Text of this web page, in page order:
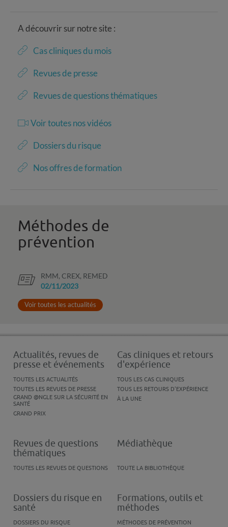
A découvrir sur notre site :
Cas cliniques du mois
Revues de presse
Revues de questions thématiques
Voir toutes nos vidéos
Dossiers du risque
Nos offres de formation
Méthodes de
prévention
RMM, CREX, REMED
02/11/2023
Voir toutes les actualités
Actualités, revues de
presse et événements
TOUTES LES ACTUALITÉS
TOUTES LES REVUES DE PRESSE
GRAND @NGLE SUR LA SÉCURITÉ EN
SANTÉ
GRAND PRIX
Cas cliniques et retours
d'expérience
TOUS LES CAS CLINIQUES
TOUS LES RETOURS D'EXPÉRIENCE
À LA UNE
Revues de questions
thématiques
TOUTES LES REVUES DE QUESTIONS
Médiathèque
TOUTE LA BIBLIOTHÈQUE
Dossiers du risque en
santé
DOSSIERS DU RISQUE
Formations, outils et
méthodes
MÉTHODES DE PRÉVENTION